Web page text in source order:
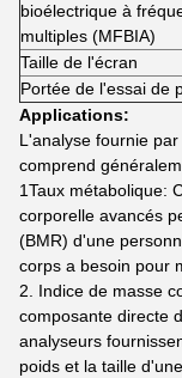
bioélectrique à
multiples (MFBIA)
Taille de l'écran
Portée de l'essai de
Applications:
L'analyse fournie
comprend
1Taux métabolique:
corporelle avancés
(BMR) d'une
corps a besoin pour
2. Indice de masse
composante directe
analyseurs
poids et la taille